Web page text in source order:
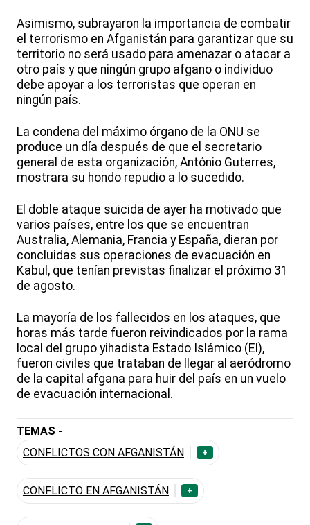
Asimismo, subrayaron la importancia de combatir
el terrorismo en Afganistán para garantizar que su
territorio no será usado para amenazar o atacar a
otro país y que ningún grupo afgano o individuo
debe apoyar a los terroristas que operan en
ningún país.
La condena del máximo órgano de la ONU se
produce un día después de que el secretario
general de esta organización, António Guterres,
mostrara su hondo repudio a lo sucedido.
El doble ataque suicida de ayer ha motivado que
varios países, entre los que se encuentran
Australia, Alemania, Francia y España, dieran por
concluidas sus operaciones de evacuación en
Kabul, que tenían previstas finalizar el próximo 31
de agosto.
La mayoría de los fallecidos en los ataques, que
horas más tarde fueron reivindicados por la rama
local del grupo yihadista Estado Islámico (EI),
fueron civiles que trataban de llegar al aeródromo
de la capital afgana para huir del país en un vuelo
de evacuación internacional.
TEMAS -
CONFLICTOS CON AFGANISTÁN
+
CONFLICTO EN AFGANISTÁN +